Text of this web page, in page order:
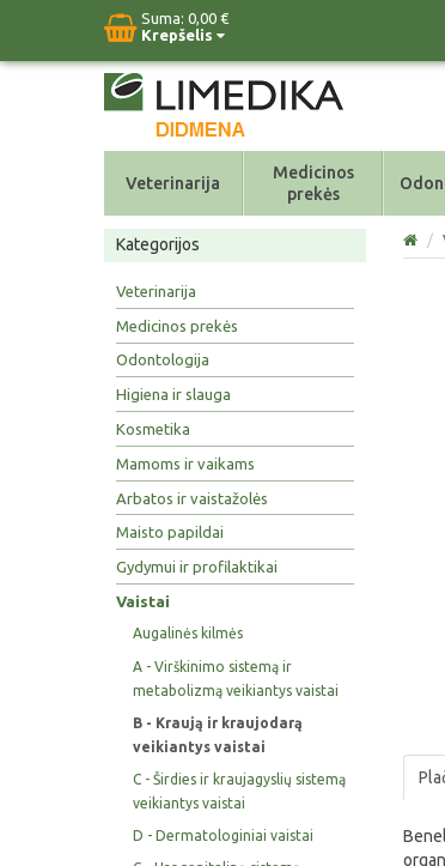
Suma: 0,00 €
Krepšelis
Veterinarija
Medicinos
prekės
Kategorijos
Veterinarija
Medicinos prekės
Odontologija
Higiena ir slauga
Kosmetika
Mamoms ir vaikams
Arbatos ir vaistažolės
Maisto papildai
Gydymui ir profilaktikai
Vaistai
Augalinės kilmės
A - Virškinimo sistemą ir
metabolizmą veikiantys vaistai
B - Kraują ir kraujodarą
veikiantys vaistai
C - Širdies ir kraujagyslių sistemą
veikiantys vaistai
D - Dermatologiniai vaistai
/